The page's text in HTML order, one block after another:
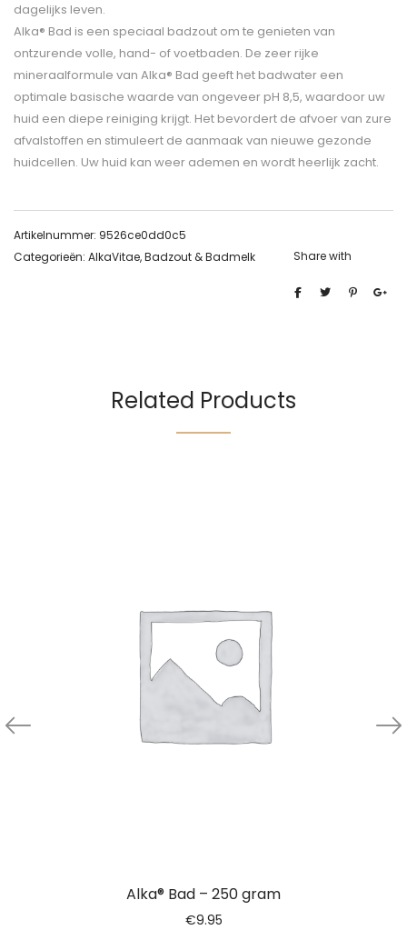
dagelijks leven.
Alka® Bad is een speciaal badzout om te genieten van
ontzurende volle, hand- of voetbaden. De zeer rijke
mineraalformule van Alka® Bad geeft het badwater een
optimale basische waarde van ongeveer pH 8,5, waardoor uw
huid een diepe reiniging krijgt. Het bevordert de afvoer van zure
afvalstoffen en stimuleert de aanmaak van nieuwe gezonde
huidcellen. Uw huid kan weer ademen en wordt heerlijk zacht.
Artikelnummer: 9526ce0dd0c5
Categorieën: AlkaVitae,Badzout & Badmelk Share with
Related Products
Alka® Bad – 250 gram
€9.95